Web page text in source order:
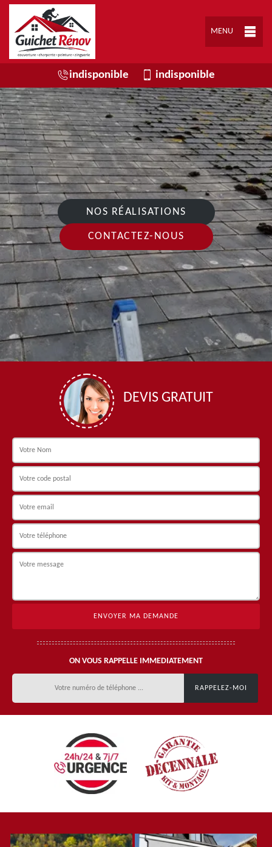
MENU
indisponible indisponible
NOS RÉALISATIONS
CONTACTEZ-NOUS
DEVIS GRATUIT
ON VOUS RAPPELLE IMMEDIATEMENT